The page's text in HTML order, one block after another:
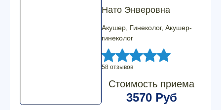
Нато Энверовна
Акушер, Гинеколог, Акушер-
гинеколог
58 отзывов
Стоимость приема
3570 Руб